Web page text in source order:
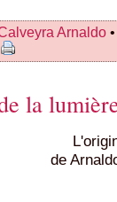
Arnaldo
la
de